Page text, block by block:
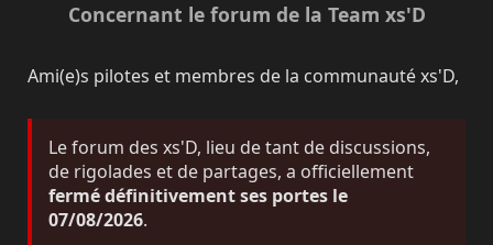
Concernant le forum de la Team xs'D
Ami(e)s pilotes et membres de la communauté xs'D,
Le forum des xs'D, lieu de tant de discussions,
de rigolades et de partages, a officiellement
fermé définitivement ses portes le
07/08/2026.